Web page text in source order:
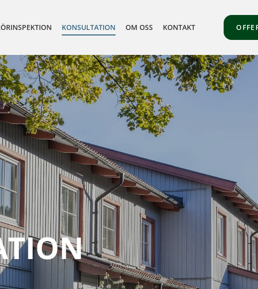
KONSULTATION OM OSS KONTAKT